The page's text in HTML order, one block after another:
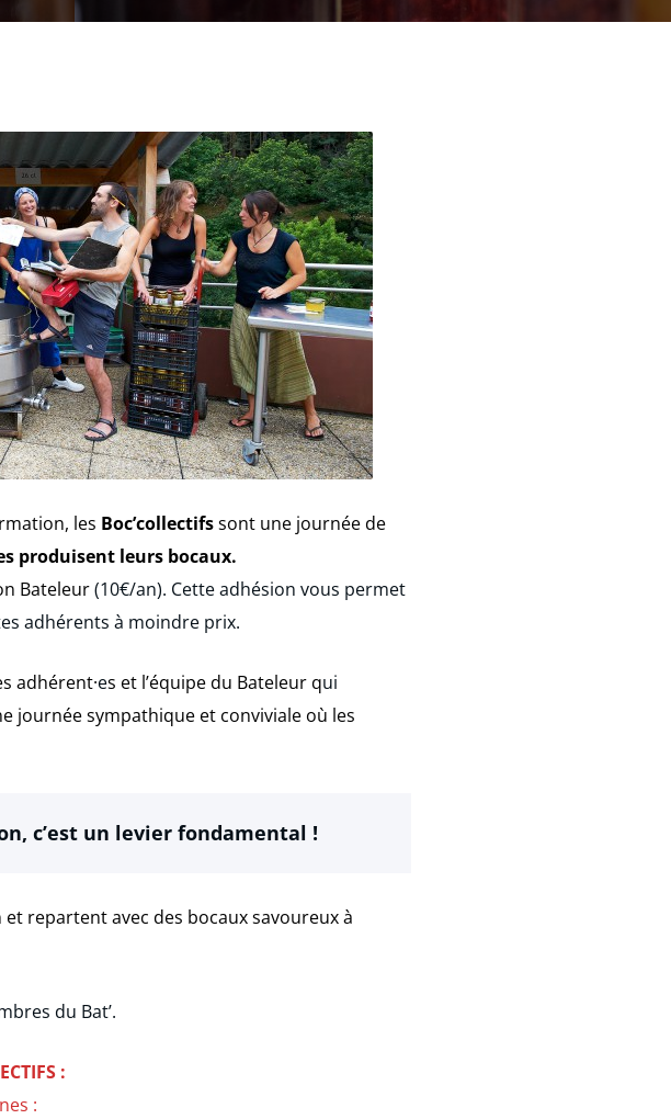
les Boc’collectifssont une journée de
s produisent leurs bocaux.
Bateleur(10€/an). Cette adhésion vous permet
adhérents à moindre prix.
adhérent·es et l’équipe du Bateleur qui
journée sympathique et conviviale où les
c’est un levier fondamental !
repartent avec des bocaux savoureux à
du Bat’.
:
: